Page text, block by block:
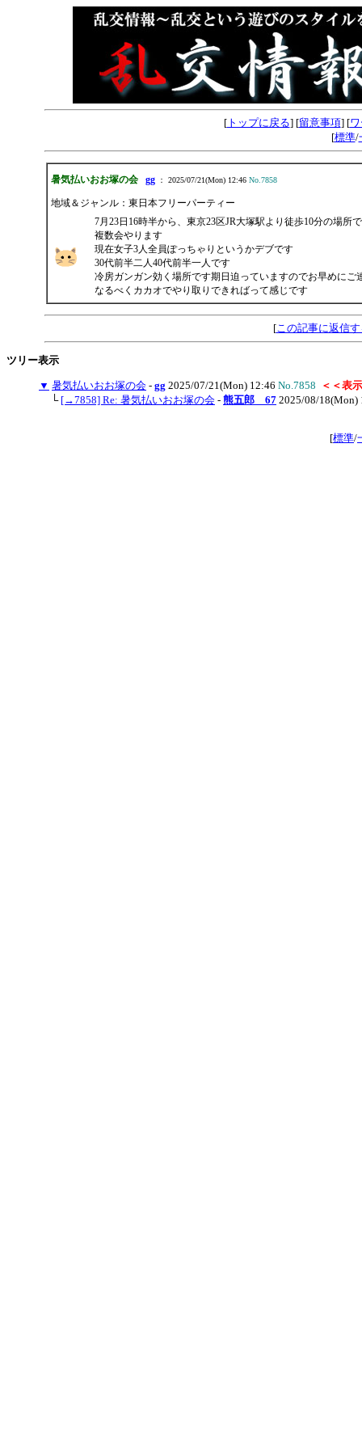
[トップに戻る] [留意事項] [ワ
[標準/
暑気払いおお塚の会 gg： 2025/07/21(Mon) 12:46 No.7858
地域＆ジャンル：東日本フリーパーティー
7月23日16時半から、東京23区JR大塚駅より徒歩10分の場所で
複数会やります
現在女子3人全員ぽっちゃりというかデブです
30代前半二人40代前半一人です
冷房ガンガン効く場所です期日迫っていますのでお早めにご
なるべくカカオでやり取りできればって感じです
[この記事に返信す
ツリー表示
▼ 暑気払いおお塚の会 - gg 2025/07/21(Mon) 12:46 No.7858
＜＜表
└ [→7858] Re: 暑気払いおお塚の会 - 熊五郎 67 2025/08/18(Mon)
[標準/